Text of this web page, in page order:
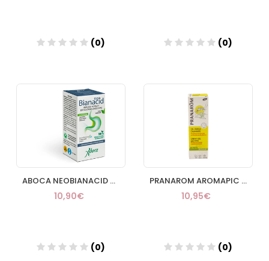
(0)
Añadir
(0)
ABOCA NEOBIANACID ACIDEZ Y REFLUJO 14 COMP MASTICABLES
10,90€
(0)
PRANAROM AROMAPIC GEL CREMA CALMANTE PICADURA INSEC 40ML
10,95€
(0)